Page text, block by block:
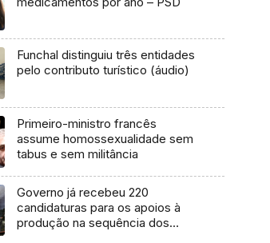
Funchal distinguiu três entidades
pelo contributo turístico (áudio)
Primeiro-ministro francês
assume homossexualidade sem
tabus e sem militância
Governo já recebeu 220
candidaturas para os apoios à
produção na sequência dos